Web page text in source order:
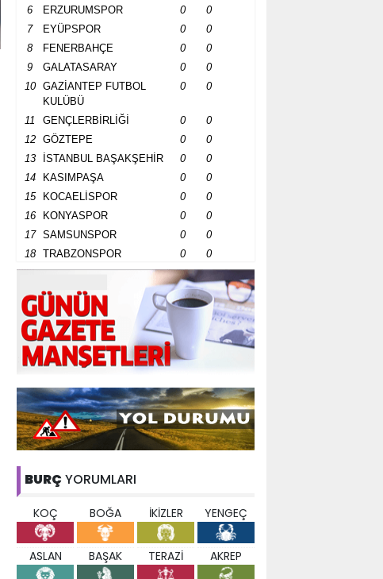
6
ERZURUMSPOR 0
0
7
EYÜPSPOR 0
0
8
FENERBAHÇE 0
0
9
GALATASARAY 0
0
10
GAZİANTEP FUTBOL
KULÜBÜ
0 0
11 GENÇLERBİRLİĞİ 0
0
12
GÖZTEPE 0
0
13
İSTANBUL BAŞAKŞEHİR 0
0
14
KASIMPAŞA 0
0
15
KOCAELİSPOR 0
0
16
KONYASPOR 0
0
17
SAMSUNSPOR 0
0
18
TRABZONSPOR 0 0
BURÇ YORUMLARI
KOÇ BOĞA İKİZLER YENGEÇ
ASLAN BAŞAK TERAZİ AKREP